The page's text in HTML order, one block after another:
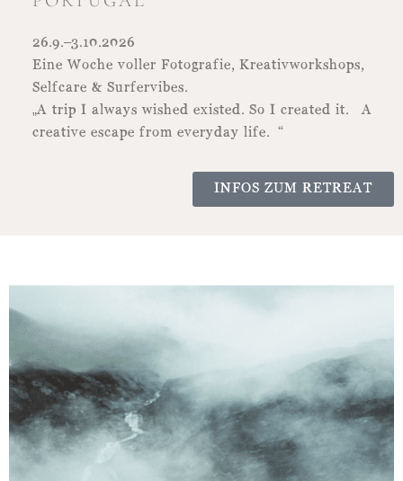
26.9.–3.10.2026
Eine Woche voller Fotografie, Kreativworkshops,
Selfcare & Surfervibes.
„A trip I always wished existed. So I created it. A
creative escape from everyday life. “
INFOS ZUM RETREAT